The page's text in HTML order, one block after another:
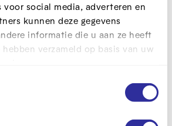
voor social media, adverteren en
kunnen deze gegevens
informatie die u aan ze heeft
verzameld op basis van uw
perfect aan de WCAG-normen
ze nog niet gebruiksvriendelijk. Kijk
alleen en
met de ogen van je gebruikers.